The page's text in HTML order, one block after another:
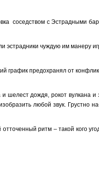
соседством с Эстрадными
эстрадники чуждую им манеру
график предохранял от
шелест дождя, рокот вулкана и
любой звук. Грустно
ритм – такой кого